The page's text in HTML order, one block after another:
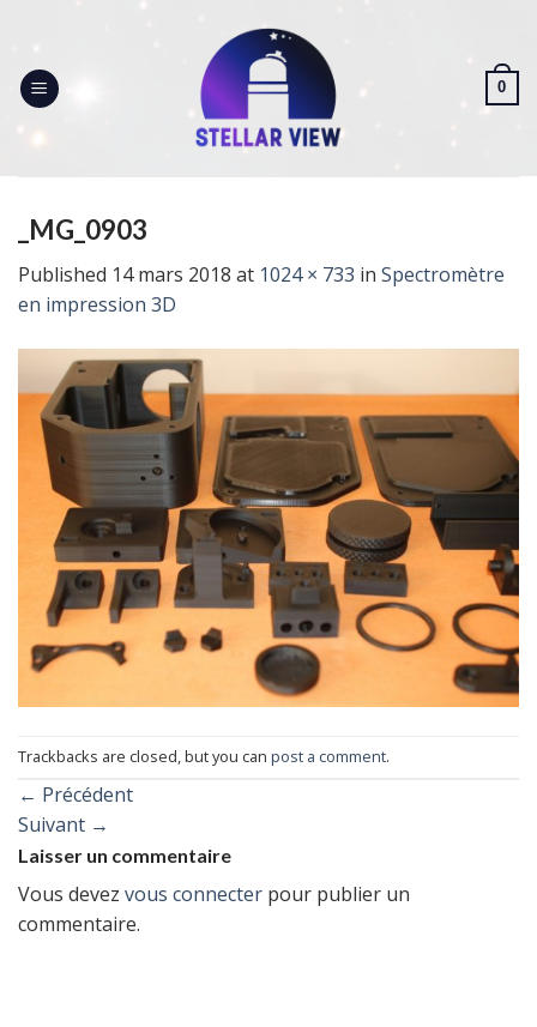
content
0
_MG_0903
Published 14 mars 2018 at 1024 × 733 in Spectromètre
en impression 3D
Trackbacks are closed, but you can post a comment.
← Précédent
Suivant →
Laisser un commentaire
Vous devez vous connecter pour publier un
commentaire.